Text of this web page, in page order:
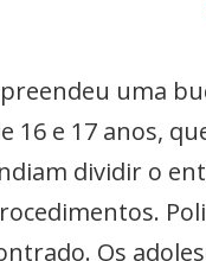
uma
16 e 17 anos,
dividir o
Os